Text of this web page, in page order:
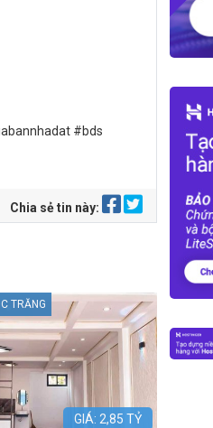
#bds
Chia sẻ tin này:
TRĂNG
GIÁ: 2,85 TỶ